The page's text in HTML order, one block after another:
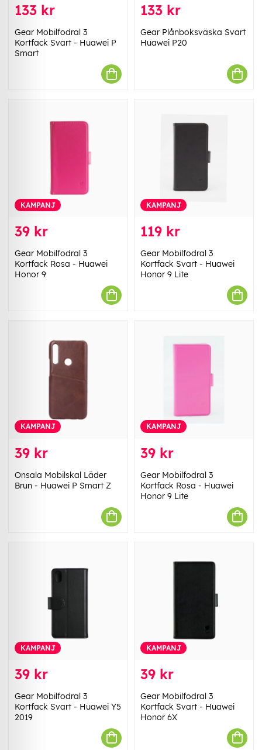
133 kr
Gear Mobilfodral 3
Kortfack Svart - Huawei P
Smart
133 kr
Gear Plånboksväska Svart
Huawei P20
KAMPANJ
39 kr
Gear Mobilfodral 3
Kortfack Rosa - Huawei
Honor 9
KAMPANJ
119 kr
Gear Mobilfodral 3
Kortfack Svart - Huawei
Honor 9 Lite
KAMPANJ
39 kr
Onsala Mobilskal Läder
Brun - Huawei P Smart Z
KAMPANJ
39 kr
Gear Mobilfodral 3
Kortfack Rosa - Huawei
Honor 9 Lite
KAMPANJ
39 kr
Gear Mobilfodral 3
Kortfack Svart - Huawei Y5
2019
KAMPANJ
39 kr
Gear Mobilfodral 3
Kortfack Svart - Huawei
Honor 6X